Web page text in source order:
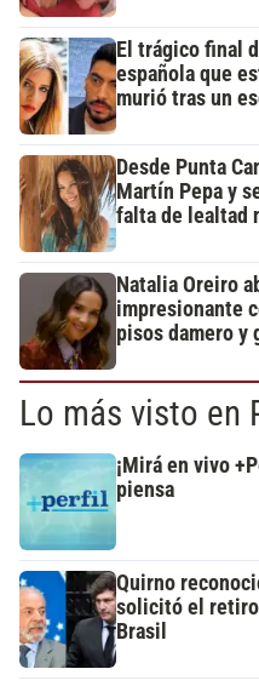
El trágico final
española que
murió tras un
Desde Punta
Martín Pepa y
falta de lealtad
Natalia Oreiro
impresionante
pisos damero y
Lo más visto en
¡Mirá en vivo
piensa
Quirno
solicitó el retiro
Brasil